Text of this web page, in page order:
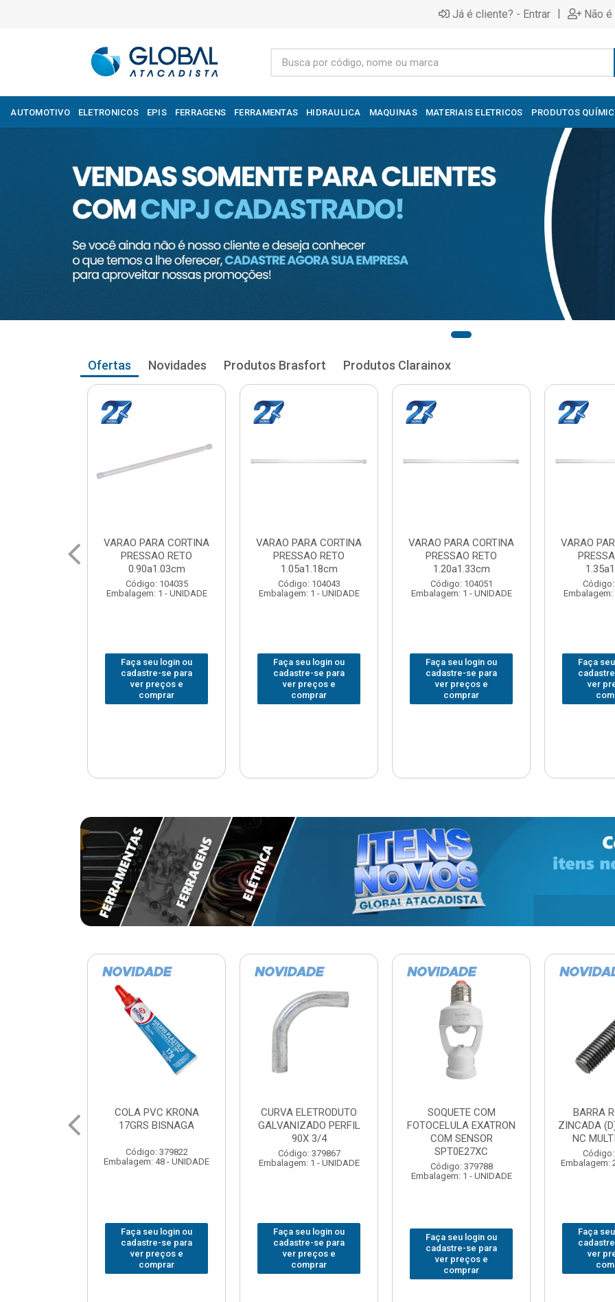
Já é cliente? - Entrar | Não
AUTOMOTIVO ELETRONICOS EPIS FERRAGENS FERRAMENTAS HIDRAULICA MAQUINAS MATERIAIS ELETRICOS PRODUTOS
Ofertas Novidades Produtos Brasfort Produtos Clarainox
VARAO PARA CORTINA
PRESSAO RETO
1.05a1.18cm
Código: 104043
Embalagem: 1 - UNIDADE
Faça seu login ou
cadastre-se para
ver preços e
comprar
VARAO PARA CORTINA
PRESSAO RETO
1.20a1.33cm
Código: 104051
Embalagem: 1 - UNIDADE
Faça seu login ou
cadastre-se para
ver preços e
comprar
VARAO PARA CORTINA
PRESSAO RETO
1.35a1.48cm
Código: 104060
Embalagem: 1 - UNIDADE
Faça seu login ou
cadastre-se para
ver preços e
comprar
VARAO
Embalagem:
Faça
ver
CURVA ELETRODUTO
GALVANIZADO PERFIL
Código: 379867
Embalagem: 1 - UNIDADE
Faça seu login ou
cadastre-se para
ver preços e
comprar
SOQUETE COM
FOTOCELULA EXATRON
COM SENSOR
SPT0E27XC
Código: 379788
Faça seu login ou
cadastre-se para
ver preços e
comprar
BARRA ROSCADA
ZINCADA (D) 5/16”X1MT
NC MULTIBARRAS
Código: 379806
Embalagem: 20 - UNIDADE
Faça seu login ou
cadastre-se para
ver preços e
comprar
JOMARCA
Embalagem:
Faça
ver